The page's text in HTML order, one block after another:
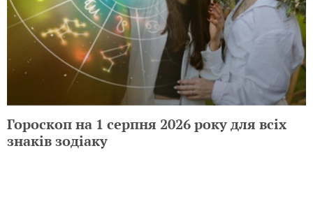
Гороскоп на 1 серпня 2026 року для всіх
знаків зодіаку